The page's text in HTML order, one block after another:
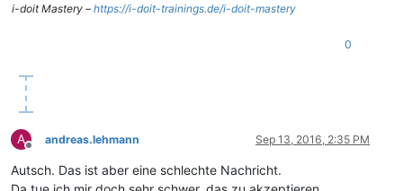
i-doit Mastery – https://i-doit-trainings.de/i-doit-mastery
0
A
Offline
andreas.lehmann Sep 13, 2016, 2:35 PM
Autsch. Das ist aber eine schlechte Nachricht.